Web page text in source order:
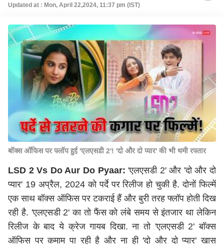
Updated at : Mon, April 22,2024, 11:37 pm (IST)
बॉक्स ऑफिस पर फ्लॉप हुई 'एलएसडी 2'! 'दो और दो प्यार' की भी थमी रफ्तार
LSD 2 Vs Do Aur Do Pyaar: 'एलएसडी 2' और 'दो और दो
प्यार' 19 अप्रैल, 2024 को पर्दे पर रिलीज हो चुकी है. दोनों फिल्में
एक साथ बॉक्स ऑफिस पर टकराई हैं और बुरी तरह फ्लॉप होती दिख
रही है. 'एलएसडी 2' का तो फैंस को लंबे समय से इंतजार था लेकिन
रिलीज के बाद ये क्रेज गायब दिखा. ना तो 'एलएसडी 2' बॉक्स
ऑफिस पर कमाम पा रही है और ना ही 'दो और दो प्यार' खास